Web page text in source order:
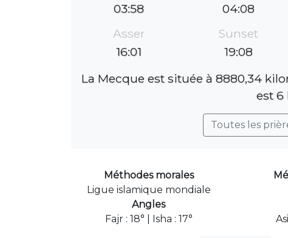
03:58
04:08
Asser
16:01
Sunset
19:08
La Mecque est située à 8880,34
est 6
Toutes les
Méthodes morales
Ligue islamique mondiale
Angles
Fajr : 18° | Isha : 17°